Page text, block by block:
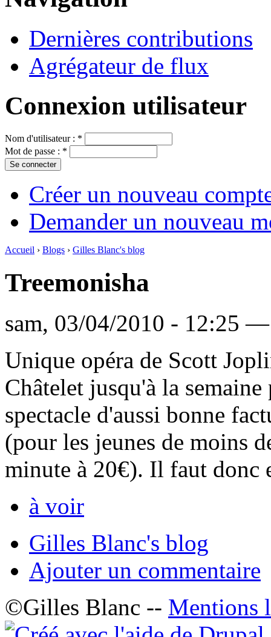
Dernières contributions
Agrégateur de flux
Connexion utilisateur
Nom d'utilisateur : *
Mot de passe : *
Créer un nouveau
Demander un nouveau
Accueil › Blogs › Gilles Blanc's blog
Treemonisha
sam, 03/04/2010 - 12:25
Unique opéra de Scott
Châtelet jusqu'à la
spectacle d'aussi bonne
(pour les jeunes de moins
minute à 20€). Il faut donc
à voir
Gilles Blanc's blog
Ajouter un commentaire
©Gilles Blanc -- Mentions